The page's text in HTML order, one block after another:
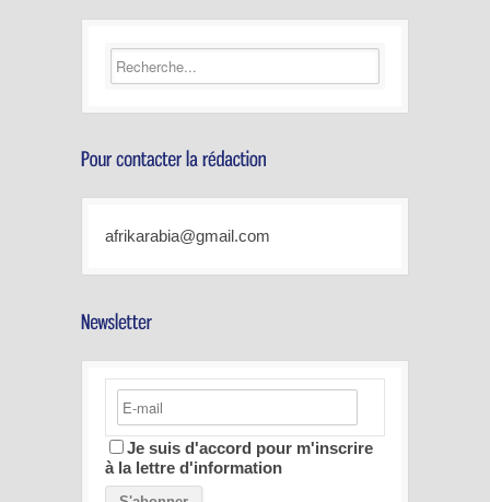
afrikarabia@gmail.com
Je suis d'accord pour m'inscrire
à la lettre d'information